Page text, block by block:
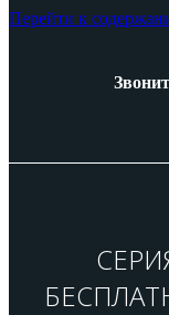
Перейти к